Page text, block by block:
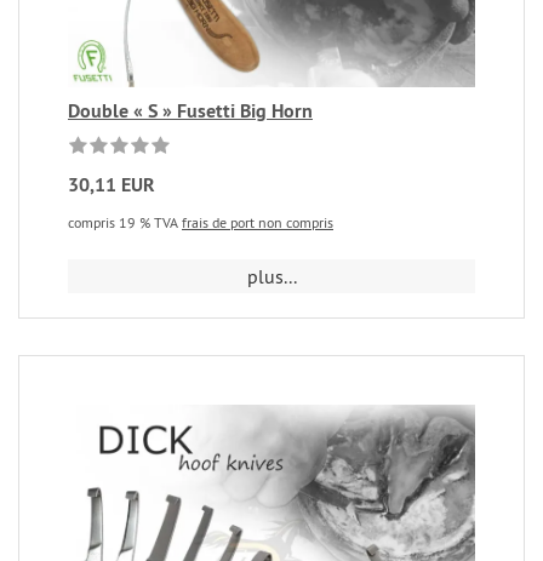
Double « S » Fusetti Big Horn
30,11 EUR
compris 19 % TVA frais de port non compris
plus...